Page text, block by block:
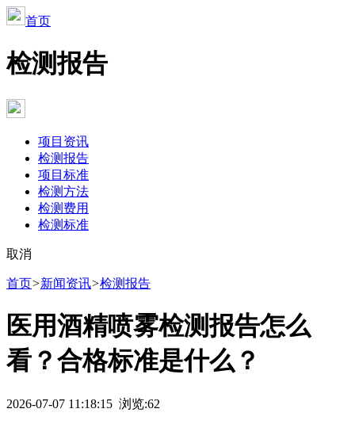
首页
检测报告
项目资讯
检测报告
项目标准
检测方法
检测费用
检测标准
取消
首页>新闻资讯>检测报告
‌‌‌‌‌‌医用酒精喷雾检测报告怎么
看？合格标准是什么？
2026-07-07 11:18:15 浏览:62